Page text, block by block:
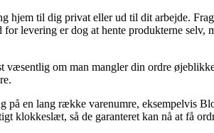
til dig privat eller ud til dit arbejde.
levering er dog at hente produkterne selv,
om man mangler din ordre
på en lang række varenumre, eksempelvis
klokkeslæt, så de garanteret kan nå at få